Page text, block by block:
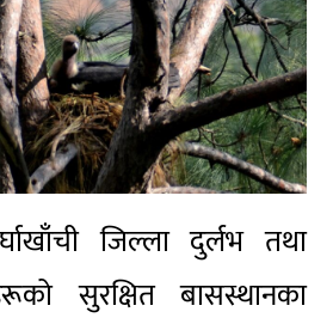
जिल्ला दुर्लभ तथा
सुरक्षित बासस्थानका